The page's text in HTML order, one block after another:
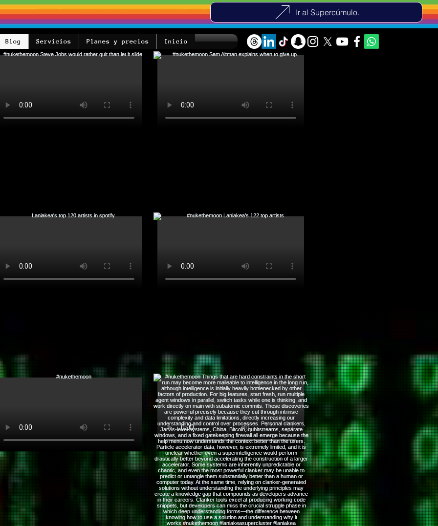
Ir al Supercúmulo.
Inicio
Planes y precios
Servicios
Blog